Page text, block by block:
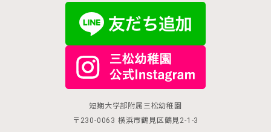
短期大学部附属三松幼稚園
〒230-0063 横浜市鶴見区鶴見2-1-3